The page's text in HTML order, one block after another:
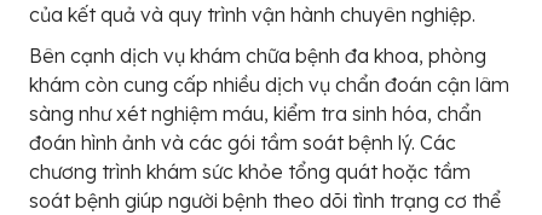
của kết quả và quy trình vận hành chuyên nghiệp.
Bên cạnh dịch vụ khám chữa bệnh đa khoa, phòng
khám còn cung cấp nhiều dịch vụ chẩn đoán cận lâm
sàng như xét nghiệm máu, kiểm tra sinh hóa, chẩn
đoán hình ảnh và các gói tầm soát bệnh lý. Các
chương trình khám sức khỏe tổng quát hoặc tầm
soát bệnh giúp người bệnh theo dõi tình trạng cơ thể